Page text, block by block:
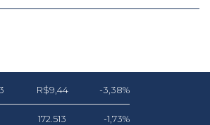
R$9,44 -3,38%
172.513 -1,73%